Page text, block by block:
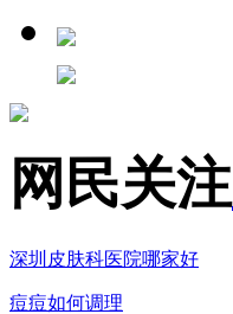
网民关注
深圳皮肤科医院哪家好
痘痘如何调理